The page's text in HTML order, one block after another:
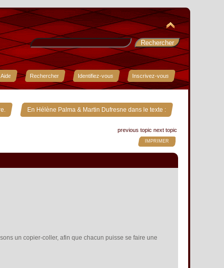
Aide Rechercher Identifiez-vous Inscrivez-vous
» En Hélène Palma & Martin Dufresne dans le texte :
previous topic next topic
IMPRIMER
un copier-coller, afin que chacun puisse se faire une